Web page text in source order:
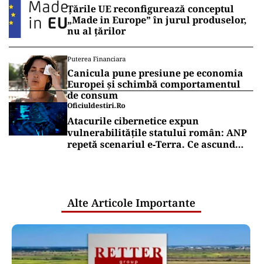
Țările UE reconfigurează conceptul
„Made in Europe” în jurul produselor,
nu al țărilor
Puterea Financiara
Canicula pune presiune pe economia
Europei și schimbă comportamentul
de consum
Oficiuldestiri.ro
Atacurile cibernetice expun
vulnerabilitățile statului român: ANP
repetă scenariul e‑Terra. Ce ascund
Alte Articole Importante